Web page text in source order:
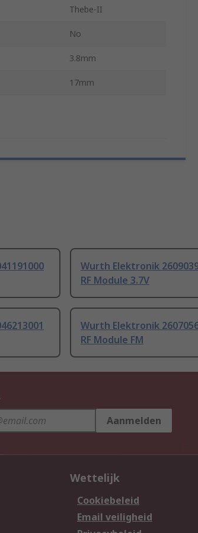
Thebe-II
No
3.8mm
17mm
Wurth Elektronik
RF Module 3.7V
Wurth Elektronik
RF Module FM
Aanmelden
Wettelijk
Cookiebeleid
Email veiligheid